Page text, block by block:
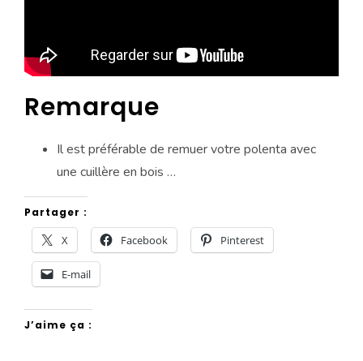
Remarque
Il est préférable de remuer votre polenta avec
une cuillère en bois …
Partager :
X Facebook Pinterest
E-mail
J’aime ça :